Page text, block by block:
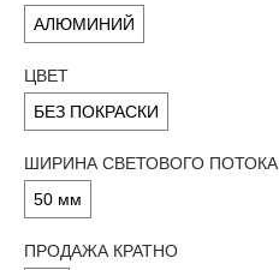
АЛЮМИНИЙ
ЦВЕТ
БЕЗ ПОКРАСКИ
ШИРИНА СВЕТОВОГО ПОТОКА
50 мм
ПРОДАЖА КРАТНО